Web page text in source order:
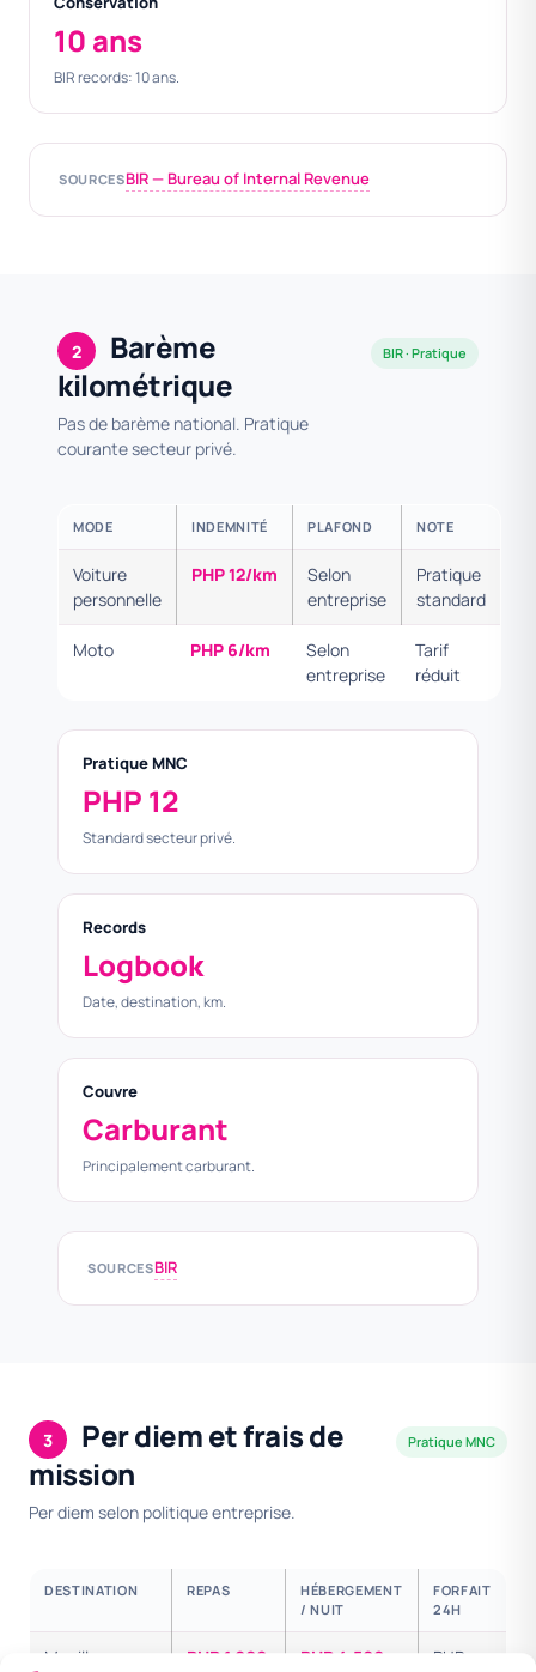
10 ans
BIR records: 10 ans.
SOURCESBIR — Bureau of Internal Revenue
2
Barème
kilométrique
Pas de barème national. Pratique
courante secteur privé.
BIR · Pratique
MODE INDEMNITÉ PLAFOND NOTE
Voiture
personnelle
PHP 12/km
Selon
entreprise
Pratique
standard
Moto PHP 6/km
Selon
entreprise
Tarif
réduit
Pratique MNC
PHP 12
Standard secteur privé.
Records
Logbook
Date, destination, km.
Couvre
Carburant
Principalement carburant.
SOURCESBIR
3
Per diem et frais de
mission
Per diem selon politique entreprise.
Pratique MNC
DESTINATION REPAS
HÉBERGEMENT
/ NUIT
FORFAIT
24H
Manille PHP 1,000 PHP 4,500
PHP